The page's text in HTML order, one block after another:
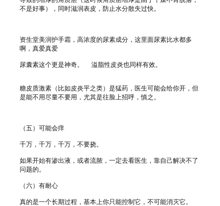
不是好事），同时滋润表皮，防止水分散失过快。
资生堂美润护手霜，高浓度的尿素成分，这里面尿素比水都多
啊，真爱真爱
尿囊素这个更是神奇。  溢脂性皮炎也同样有效。
糖皮质激素（比如皮炎平之类）是猛药，医生可能会给你开，但
是能不用尽量不要用，尤其是往脸上招呼，慎之。
（五）可能会痒
千万，千万，千万，不要挠。
如果开始有渗出液，或者流脓，一定去看医生，靠自己解决不了
问题的。
（六）有耐心
真的是一个长期过程，基本上你只能控制它，不可能消灭它。